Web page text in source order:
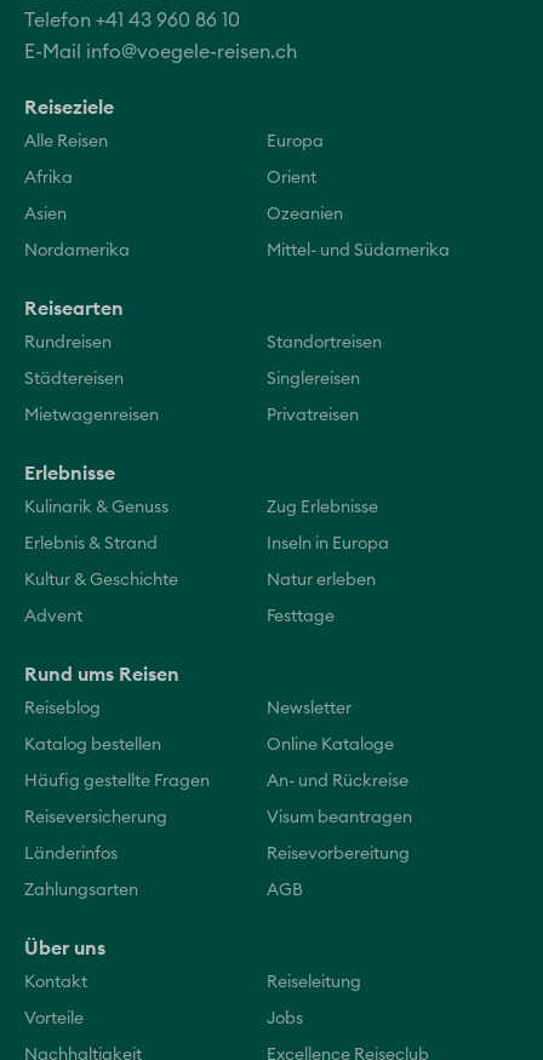
Telefon +41 43 960 86 10
E-Mail info@voegele-reisen.ch
Reiseziele
Alle Reisen Europa
Afrika Orient
Asien Ozeanien
Nordamerika Mittel- und Südamerika
Reisearten
Rundreisen Standortreisen
Städtereisen Singlereisen
Mietwagenreisen Privatreisen
Erlebnisse
Kulinarik & Genuss Zug Erlebnisse
Erlebnis & Strand Inseln in Europa
Kultur & Geschichte Natur erleben
Advent Festtage
Rund ums Reisen
Reiseblog Newsletter
Katalog bestellen Online Kataloge
Häufig gestellte Fragen An- und Rückreise
Reiseversicherung Visum beantragen
Länderinfos Reisevorbereitung
Zahlungsarten AGB
Über uns
Kontakt Reiseleitung
Vorteile Jobs
Nachhaltigkeit Excellence Reiseclub